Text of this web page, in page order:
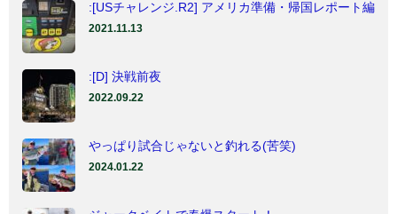
:[USチャレンジ.R2] アメリカ準備・帰国レポート編
2021.11.13
:[D] 決戦前夜
2022.09.22
やっぱり試合じゃないと釣れる(苦笑)
2024.01.22